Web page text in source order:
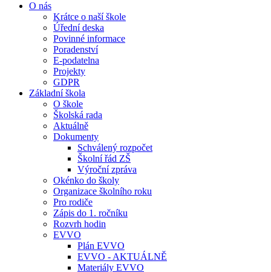
O nás
Krátce o naší škole
Úřední deska
Povinné informace
Poradenství
E-podatelna
Projekty
GDPR
Základní škola
O škole
Školská rada
Aktuálně
Dokumenty
Schválený rozpočet
Školní řád ZŠ
Výroční zpráva
Okénko do školy
Organizace školního roku
Pro rodiče
Zápis do 1. ročníku
Rozvrh hodin
EVVO
Plán EVVO
EVVO - AKTUÁLNĚ
Materiály EVVO